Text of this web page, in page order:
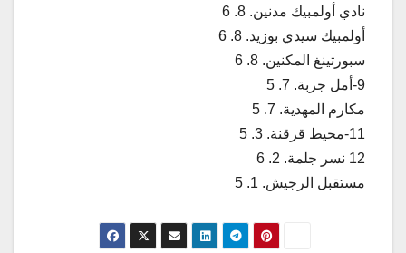
نادي أولمبيك مدنين. 8. 6
أولمبيك سيدي بوزيد. 8. 6
سبورتينغ المكنين. 8. 6
9-أمل جربة. 7. 5
مكارم المهدية. 7. 5
11-محيط قرقنة. 3. 5
12 نسر جلمة. 2. 6
مستقبل الرجيش. 1. 5